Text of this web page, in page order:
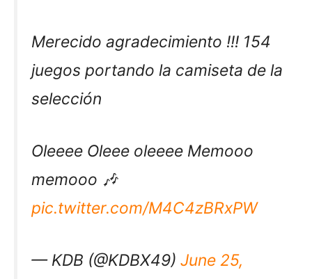
Merecido agradecimiento !!! 154
juegos portando la camiseta de la
selección
Oleeee Oleee oleeee Memooo
memooo 🎶
pic.twitter.com/M4C4zBRxPW
— KDB (@KDBX49) June 25,